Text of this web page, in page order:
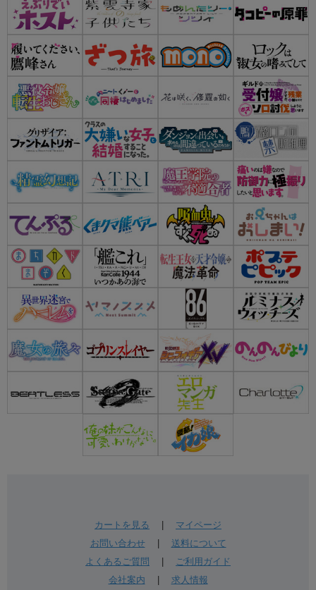
カートを見る
マイページ
お問い合わせ| 送料について
よくあるご質問
ご利用ガイド
会社案内
求人情報